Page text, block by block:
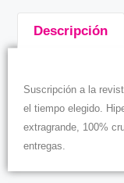
Descripción
Suscripción a la
el tiempo elegido.
extragrande, 100%
entregas.